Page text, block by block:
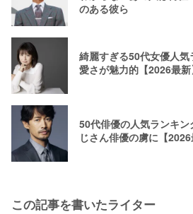
のある彼ら
綺麗すぎる50代女優人
愛さが魅力的【2026最新
50代俳優の人気ランキ
じさん俳優の虜に【2026
この記事を書いたライター